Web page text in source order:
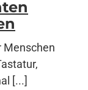
Menschen
[...]